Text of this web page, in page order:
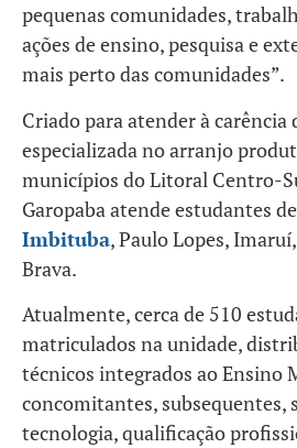
pequenas comunidades,
ações de ensino, pesquisa e
mais perto das comunidades”.
Criado para atender à carência
especializada no arranjo
municípios do Litoral Centro-
Garopaba atende estudantes
Imbituba, Paulo Lopes,
Brava.
Atualmente, cerca de 510
matriculados na unidade,
técnicos integrados ao Ensino
concomitantes, subsequentes,
tecnologia, qualificação